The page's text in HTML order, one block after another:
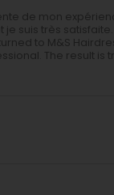
de mon
suis très
to M&S
The result is